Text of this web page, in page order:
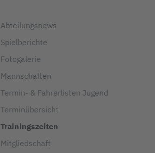
Abteilungsnews
Spielberichte
Fotogalerie
Mannschaften
Termin- & Fahrerlisten Jugend
Terminübersicht
Trainingszeiten
Mitgliedschaft